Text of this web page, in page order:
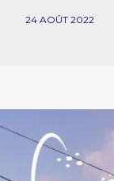
24 AOÛT 2022